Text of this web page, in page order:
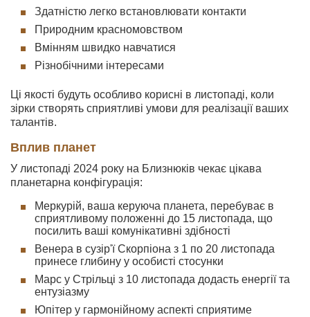
Здатністю легко встановлювати контакти
Природним красномовством
Вмінням швидко навчатися
Різнобічними інтересами
Ці якості будуть особливо корисні в листопаді, коли
зірки створять сприятливі умови для реалізації ваших
талантів.
Вплив планет
У листопаді 2024 року на Близнюків чекає цікава
планетарна конфігурація:
Меркурій, ваша керуюча планета, перебуває в
сприятливому положенні до 15 листопада, що
посилить ваші комунікативні здібності
Венера в сузір'ї Скорпіона з 1 по 20 листопада
принесе глибину у особисті стосунки
Марс у Стрільці з 10 листопада додасть енергії та
ентузіазму
Юпітер у гармонійному аспекті сприятиме